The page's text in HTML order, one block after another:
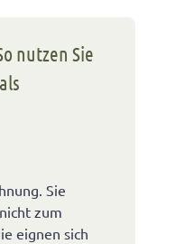
nutzen Sie
Sie
zum
eignen sich